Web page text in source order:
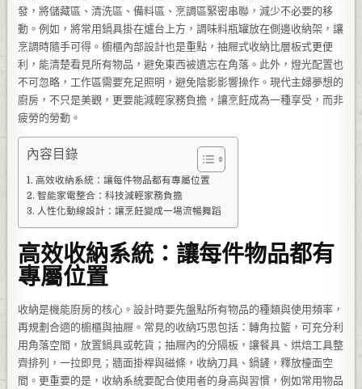
發，將儲藏區、清洗區、備料區、烹調區緊密串聯，減少不必要的移
動。例如，將常用鍋具掛在爐台上方，調味料瓶罐放在側邊收納架，讓
烹調時隨手可得。櫥櫃內部設計也是重點，抽屜式收納比層板式更便
利，能清楚看見所有物品，避免東西被遺忘在角落。此外，燈光配置也
不可忽略，工作區需要充足照明，避免陰影影響操作。現代主婦夢想的
廚房，不只是美觀，更要能減輕家務負擔，讓烹飪成為一種享受，而非
疲勞的勞動。
內容目錄
高效收納系統：讓每件物品都有專屬位置
智能家電整合：科技減輕家務負擔
人性化動線設計：讓烹飪變成一場流暢舞蹈
高效收納系統：讓每件物品都有
專屬位置
收納是機能廚房的核心。設計時要先盤點所有物品的種類與使用頻率，
再規劃合適的櫥櫃與抽屜。常見的收納巧思包括：轉角拉籃，可充分利
用角落空間，放置鍋具或乾貨；抽屜內的分隔板，讓餐具、烘焙工具整
齊排列，一拉即見；牆面掛桿與磁條，收納刀具、鍋鏟，釋放檯面空
間。更重要的是，收納系統要配合使用者的身高與習慣，例如常用物品